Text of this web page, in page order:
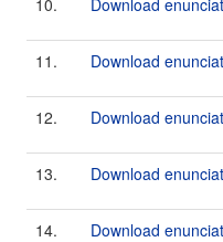
10. Download
11. Download
12. Download
13. Download
14. Download